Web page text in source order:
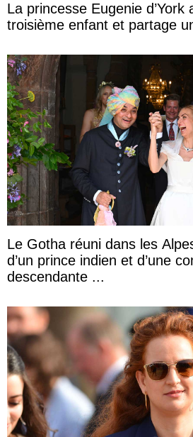
La princesse Eugenie d’York
troisième enfant et partage
Le Gotha réuni dans les
d’un prince indien et d’une
descendante ...